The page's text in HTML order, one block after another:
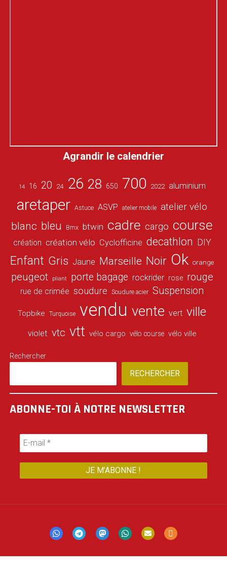
Agrandir le calendrier
14 16 20 24 26 28 650 700 2022 aluminium
aretaper Astuce ASVP atelier mobile atelier vélo
blanc bleu Bmx btwin cadre cargo course
création création vélo Cyclofficine decathlon DIY
Enfant Gris Jaune Marseille Noir Ok orange
peugeot pliant porte bagage rockrider rose rouge
rue de crimée soudure Soudure acier Suspension
Topbike Turquoise vendu vente vert ville
violet vtc vtt vélo cargo vélo course vélo ville
Rechercher
RECHERCHER
ABONNE-TOI À NOTRE NEWSLETTER